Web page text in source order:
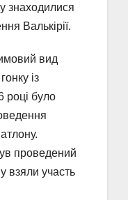
знаходилися
Валькірії.
вид
із
році було
проведений
взяли участь